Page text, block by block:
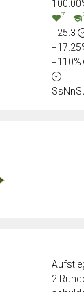
7
+25.3
+110%